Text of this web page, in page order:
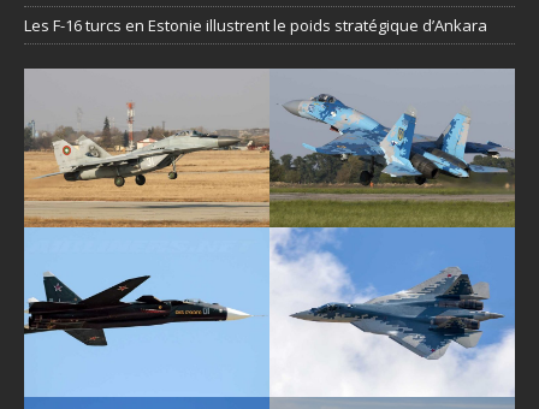
Les F-16 turcs en Estonie illustrent le poids stratégique d’Ankara